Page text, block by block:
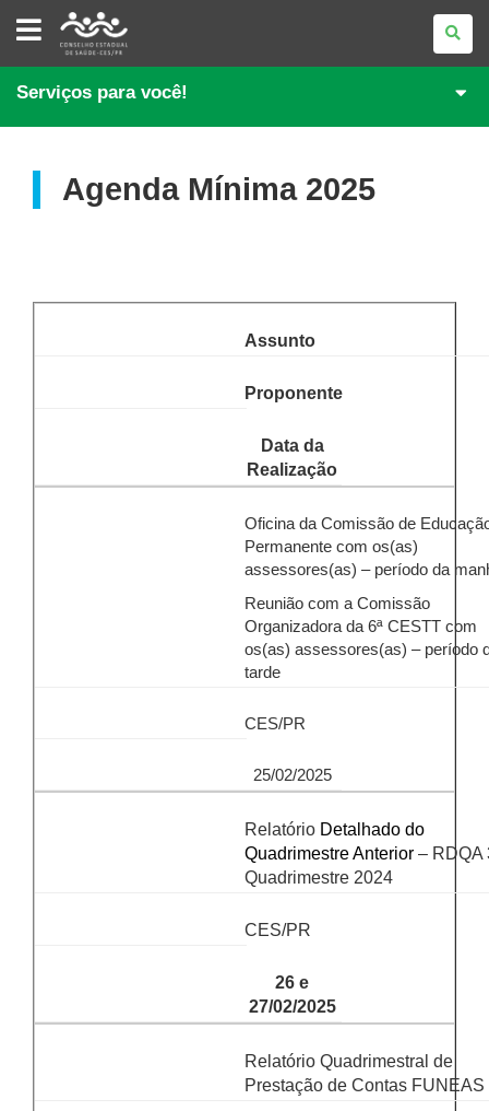
CONSELHO
ESTADUAL
DE
SAÚDE
PARANÁ
Serviços para você!
Agenda Mínima 2025
Assunto
Proponente
Data da
Realização
Oficina da Comissão de
Permanente com os(as)
assessores(as) – período da
Reunião com a Comissão
Organizadora da 6ª CESTT com
os(as) assessores(as) – período
tarde
CES/PR
25/02/2025
Relatório Detalhado do
Quadrimestre Anterior – RDQA
Quadrimestre 2024
CES/PR
26 e
27/02/2025
Relatório Quadrimestral de
Prestação de Contas FUNEAS